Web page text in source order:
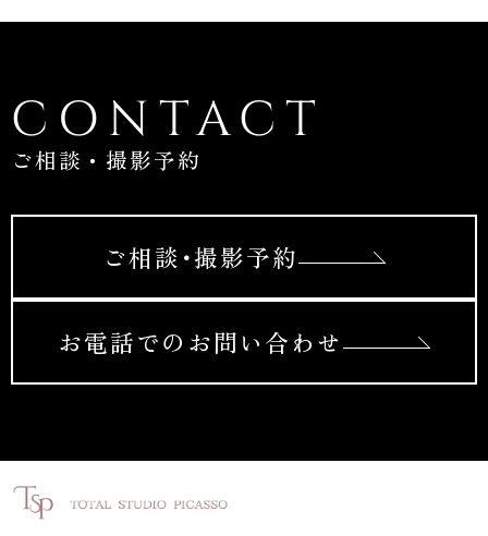
CONTACT
ご相談・撮影予約
ご相談･撮影予約
お電話でのお問い合わせ